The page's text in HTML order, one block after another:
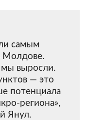
самым
Молдове.
выросли.
— это
потенциала
региона»,
Янул.